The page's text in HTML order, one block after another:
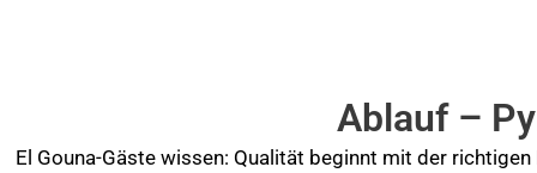
Ablauf –
El Gouna-Gäste wissen: Qualität beginnt mit der